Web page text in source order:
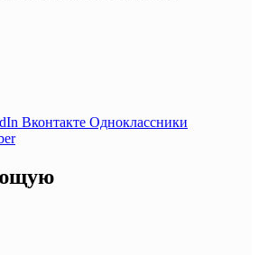
Вконтакте Одноклассники